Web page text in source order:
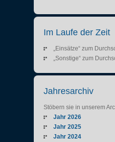
Im Laufe der Zeit
„Einsätze“ zum
„Sonstige“ zum
Jahresarchiv
Stöbern sie in unserem
Jahr 2026
Jahr 2025
Jahr 2024